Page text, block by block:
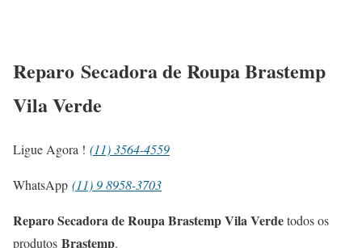
Reparo Secadora de Roupa Brastemp
Vila Verde
Ligue Agora ! (11) 3564-4559
WhatsApp (11) 9 8958-3703
Reparo Secadora de Roupa Brastemp Vila Verdetodos os
produtos Brastemp.